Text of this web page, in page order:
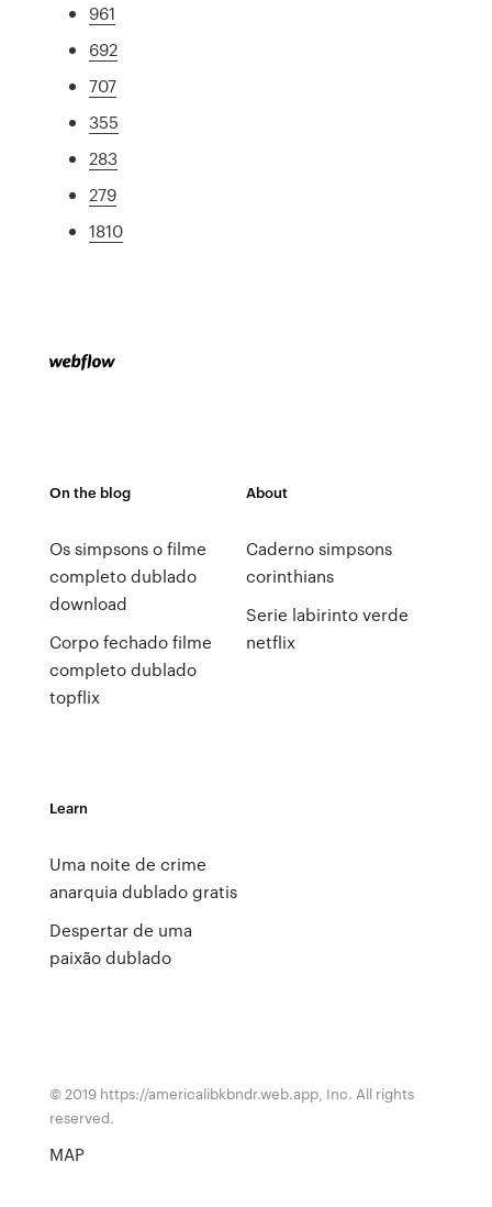
961
692
707
355
283
279
1810
On the blog
Os simpsons o filme
completo dublado
download
Corpo fechado filme
completo dublado
topflix
About
Caderno simpsons
corinthians
Serie labirinto verde
netflix
Learn
Uma noite de crime
anarquia dublado gratis
Despertar de uma
paixão dublado
© 2019 https://americalibkbndr.web.app, Inc. All rights
reserved.
MAP